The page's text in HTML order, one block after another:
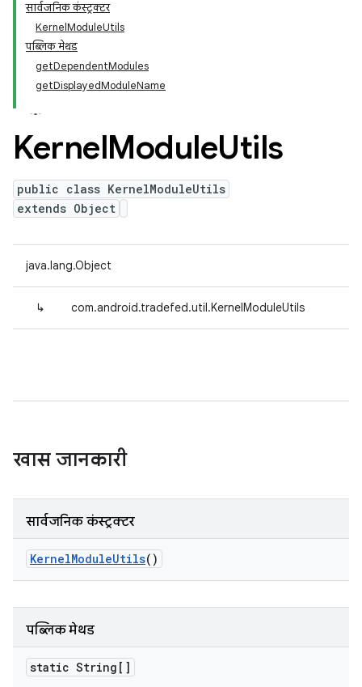
सार्वजनिक कंस्ट्रक्टर
KernelModuleUtils
पब्लिक मेथड
getDependentModules
getDisplayedModuleName
KernelModuleUtils
public class KernelModuleUtils
extends Object
java.lang.Object
↳ com.android.tradefed.util.KernelModuleUtils
खास जानकारी
सार्वजनिक कंस्ट्रक्टर
KernelModuleUtils()
पब्लिक मेथड
static String[]